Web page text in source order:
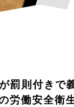
罰則付きで
労働安全衛